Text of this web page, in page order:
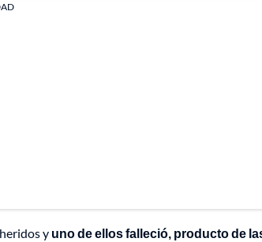
y uno de ellos falleció, producto de